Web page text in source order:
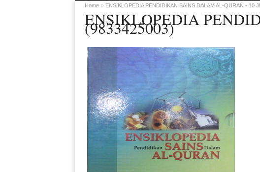
Home » ENSIKLOPEDIA PENDIDIKAN SAINS DALAM AL-QURAN - 10
ENSIKLOPEDIA
(9833425003)